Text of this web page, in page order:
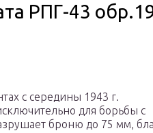
РПГ-43
с середины 1943 г.
для борьбы с
броню до 75 мм,